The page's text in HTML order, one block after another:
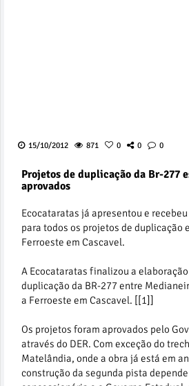
15/10/2012 871 0 0 0
Projetos de duplicação da Br-277
aprovados
Ecocataratas já apresentou e recebeu
para todos os projetos de duplicação
Ferroeste em Cascavel.
A Ecocataratas finalizou a
duplicação da BR-277 entre
a Ferroeste em Cascavel. [[1]]
Os projetos foram aprovados pelo
através do DER. Com exceção do
Matelândia, onde a obra já está em
construção da segunda pista